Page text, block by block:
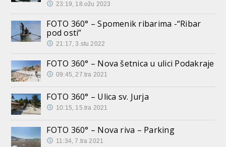
23:19, 18.ožu 2023
FOTO 360° – Spomenik ribarima -“Ribar
pod osti”
21:17, 3.stu 2022
FOTO 360° – Nova šetnica u ulici Podakraje
09:45, 27.tra 2021
FOTO 360° – Ulica sv. Jurja
10:15, 15.tra 2021
FOTO 360° – Nova riva – Parking
11:34, 7.tra 2021